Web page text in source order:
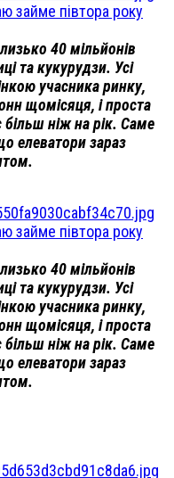
займе півтора року
40 мільйонів
та кукурудзи. Усі
учасника ринку,
щомісяця, і проста
ніж на рік. Саме
елеватори зараз
займе півтора року
40 мільйонів
та кукурудзи. Усі
учасника ринку,
щомісяця, і проста
ніж на рік. Саме
елеватори зараз